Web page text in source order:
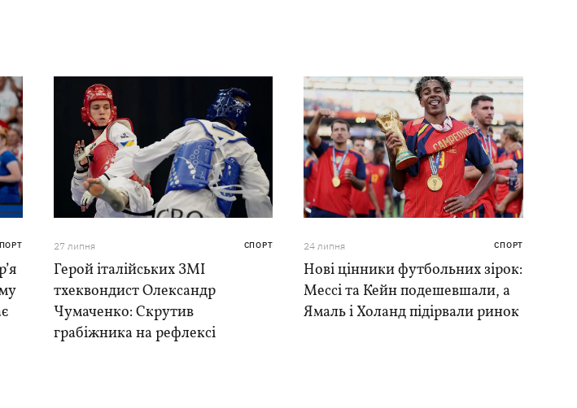
27 липня СПОРТ
Герой італійських ЗМІ
тхеквондист Олександр
Чумаченко: Скрутив
грабіжника на рефлексі
24 липня СПОРТ
Нові цінники футбольних зірок:
Мессі та Кейн подешевшали, а
Ямаль і Холанд підірвали ринок